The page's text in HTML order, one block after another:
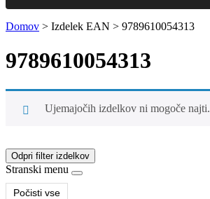
Domov > Izdelek EAN > 9789610054313
9789610054313
Ujemajočih izdelkov ni mogoče najti.
Odpri filter izdelkov
Stranski menu
Počisti vse